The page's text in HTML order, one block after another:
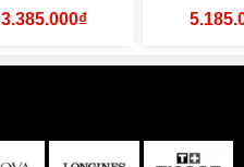
3.385.000₫